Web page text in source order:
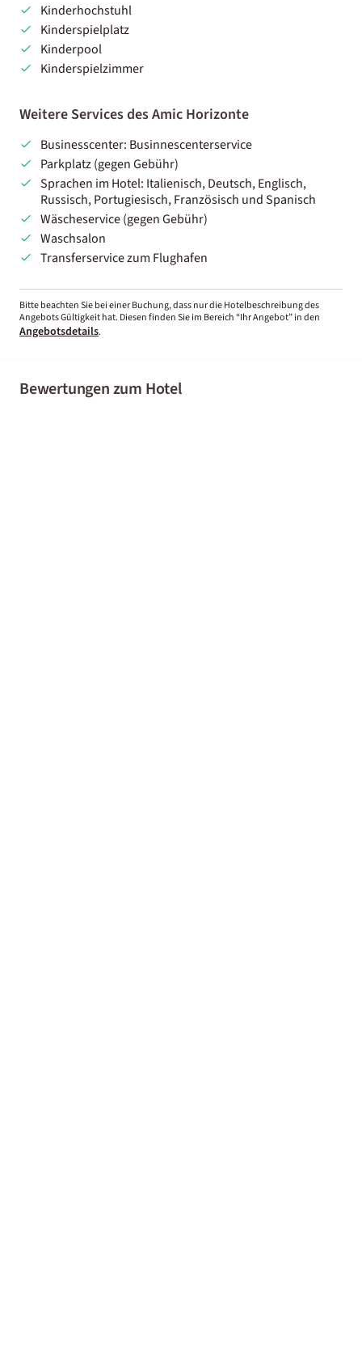
Kinderhochstuhl
Kinderspielplatz
Kinderpool
Kinderspielzimmer
Weitere Services des Amic Horizonte
Businesscenter: Businnescenterservice
Parkplatz (gegen Gebühr)
Sprachen im Hotel: Italienisch, Deutsch, Englisch,
Russisch, Portugiesisch, Französisch und Spanisch
Wäscheservice (gegen Gebühr)
Waschsalon
Transferservice zum Flughafen
Bitte beachten Sie bei einer Buchung, dass nur die Hotelbeschreibung des
Angebots Gültigkeit hat. Diesen finden Sie im Bereich “Ihr Angebot” in den
Angebotsdetails.
Bewertungen zum Hotel